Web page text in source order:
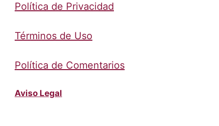
Política de Privacidad
Términos de Uso
Política de Comentarios
Aviso Legal